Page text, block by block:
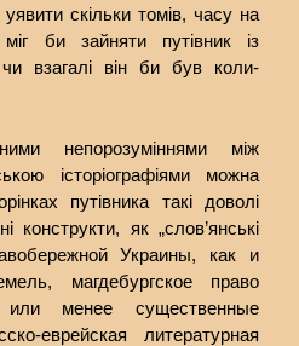
скільки томів, часу на
би зайняти путівник із
взагалі він би був коли-
непорозуміннями між
історіографіями можна
путівника такі доволі
конструкти, як „слов’янські
Украины, как и
магдебургское право
или менее существенные
еврейская литературная